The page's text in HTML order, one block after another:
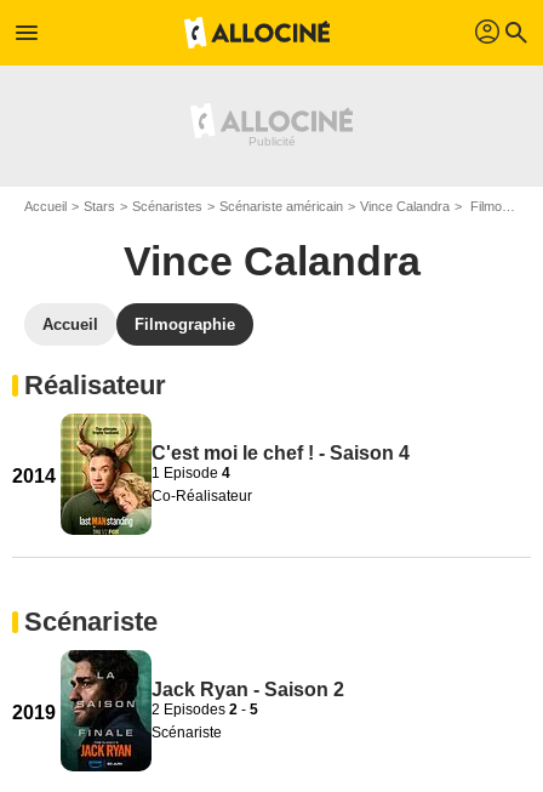
menu profil search
Accueil Stars Scénaristes Scénariste américain Vince Calandra Filmographie Vince Calandra
Vince Calandra
Accueil Filmographie
Réalisateur
2014
C'est moi le chef ! - Saison 4
1 Episode 4
Co-Réalisateur
Scénariste
2019
Jack Ryan - Saison 2
2 Episodes 2 - 5
Scénariste